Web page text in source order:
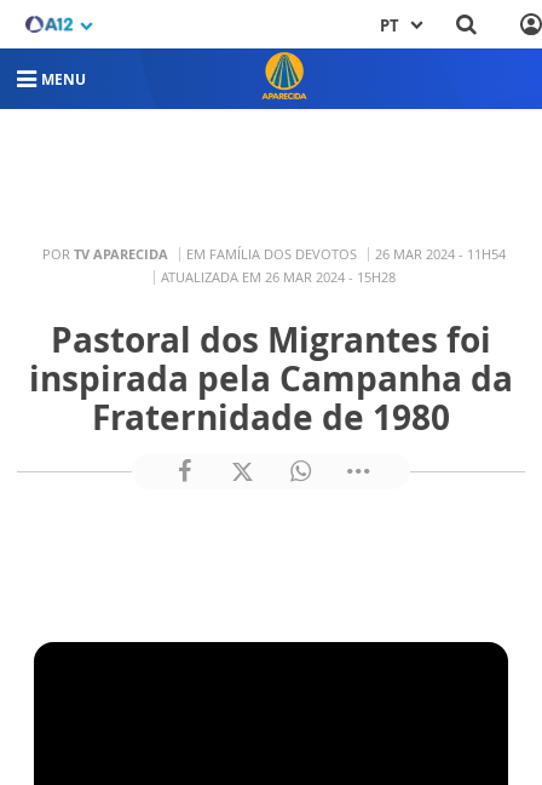
PT
MENU
POR TV APARECIDA EM FAMÍLIA DOS DEVOTOS
26 MAR 2024 - 11H54
ATUALIZADA EM 26 MAR 2024 - 15H28
Pastoral dos Migrantes foi
inspirada pela Campanha da
Fraternidade de 1980